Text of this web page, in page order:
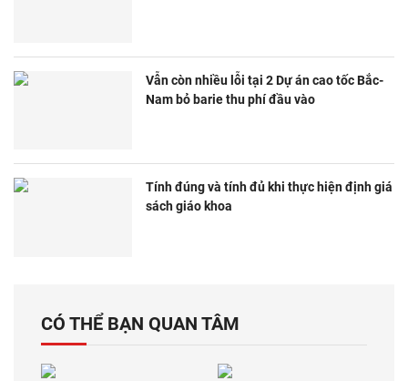
Vẫn còn nhiều lỗi tại 2 Dự án cao tốc Bắc-
Nam bỏ barie thu phí đầu vào
Tính đúng và tính đủ khi thực hiện định giá
sách giáo khoa
CÓ THỂ BẠN QUAN TÂM